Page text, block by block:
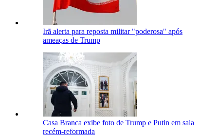
Irã alerta para reposta militar "poderosa" após
ameaças de Trump
Casa Branca exibe foto de Trump e Putin em sala
recém-reformada